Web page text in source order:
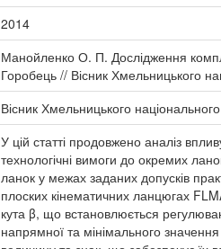
2014
Манойленко О. П. Дослідження
Горобець // Вісник Хмельницького
Вісник Хмельницького
У цій статті продовжено аналіз
технологічні вимоги до окремих
ланок у межах заданих допусків
плоских кінематичних ланцюгах
кута β, що встановлюється
напрямної та мінімального